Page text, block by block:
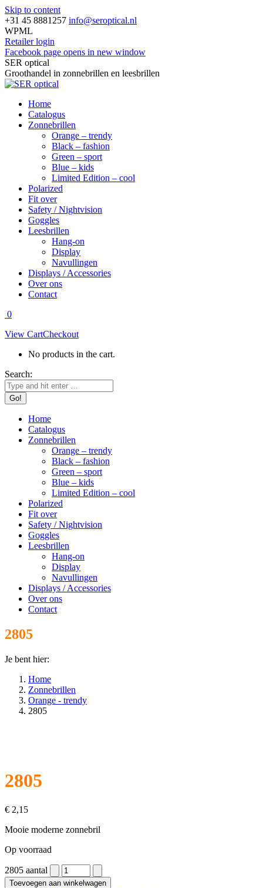
Skip to content
+31 45 8881257 info@seroptical.nl
WPML
Retailer login
Facebook page opens in new window
SER optical
Groothandel in zonnebrillen en leesbrillen
Home
Catalogus
Zonnebrillen
Orange – trendy
Black – fashion
Green – sport
Blue – kids
Limited Edition – cool
Polarized
Fit over
Safety / Nightvision
Goggles
Leesbrillen
Hang-on
Display
Navullingen
Displays / Accessories
Over ons
Contact
0
View CartCheckout
No products in the cart.
Search:
Home
Catalogus
Zonnebrillen
Orange – trendy
Black – fashion
Green – sport
Blue – kids
Limited Edition – cool
Polarized
Fit over
Safety / Nightvision
Goggles
Leesbrillen
Hang-on
Display
Navullingen
Displays / Accessories
Over ons
Contact
2805
Je bent hier:
Home
Zonnebrillen
Orange - trendy
2805
2805
€ 2,15
Mooie moderne zonnebril
Op voorraad
2805 aantal
Toevoegen aan winkelwagen